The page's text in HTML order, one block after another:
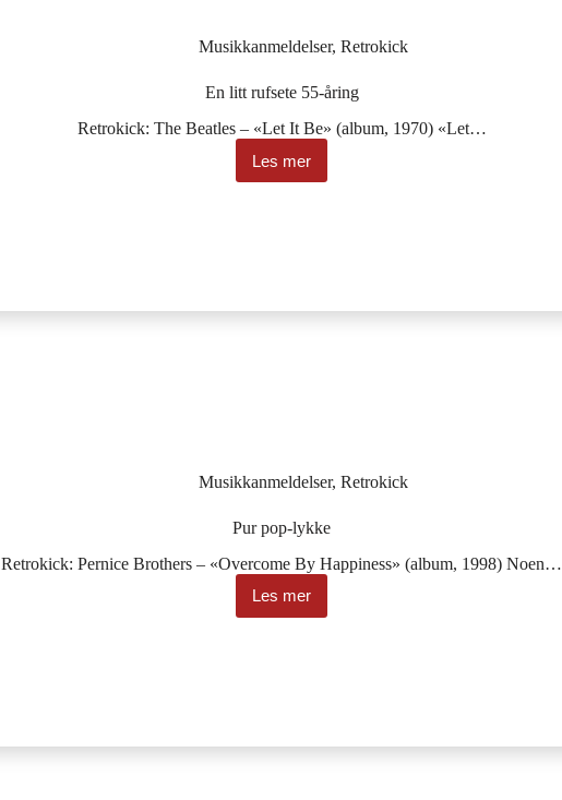
Musikkanmeldelser,Retrokick
En litt rufsete 55-åring
Retrokick: The Beatles – «Let It Be» (album, 1970) «Let…
Les mer
En
litt
Musikkanmeldelser,Retrokick
Pur pop-lykke
Retrokick: Pernice Brothers – «Overcome By Happiness» (album, 1998) Noen…
Les mer
Pur
pop-